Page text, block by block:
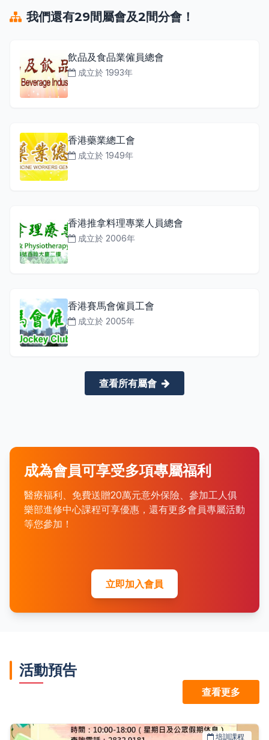
我們還有29間屬會及2間分會！
飲品及食品業僱員總會
成立於 1993年
香港藥業總工會
成立於 1949年
香港推拿料理專業人員總會
成立於 2006年
香港賽馬會僱員工會
成立於 2005年
查看所有屬會
成為會員可享受多項專屬福利
醫療福利、免費送贈20萬元意外保險、參加工人俱
樂部進修中心課程可享優惠，還有更多會員專屬活動
等您參加！
立即加入會員
活動預告
查看更多
培訓課程